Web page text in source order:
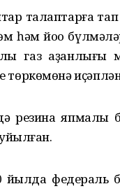
талаптарға тап
һәм йоҡо
газ ҡаҙанлығы
төркөмөнә
резина
йылда федераль